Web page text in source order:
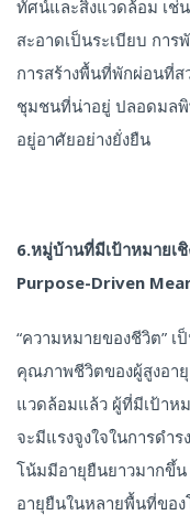
ทัศน์และสิ่งแวดล้อม เช่
สะอาดเป็นระเบียบ กา
การสร้างพื้นที่พักผ่อนที่ส
ชุมชนที่น่าอยู่ ปลอดมลพิ
อยู่อาศัยอย่างยั่งยืน
6.หมู่บ้านที่มีเป้าหมาย
Purpose-Driven
“ความหมายของชีวิต”
คุณภาพชีวิตของผู้สูงอา
แวดล้อมแล้ว ผู้ที่มีเป้าห
จะมีแรงจูงใจในการด
โน้มมีอายุยืนยาวมากขึ้
อายุยืนในหลายพื้นที่ขอ